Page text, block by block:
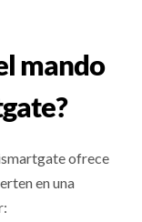
mando
ofrece
en una